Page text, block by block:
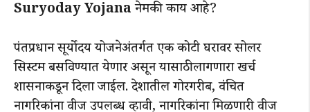
Suryoday Yojanaनेमकी काय आहे?
पंतप्रधान सूर्योदय योजनेअंतर्गत एक कोटी घरावर सोलर
सिस्टम बसविण्यात येणार असून यासाठी लागणारा खर्च
शासनाकडून दिला जाईल. देशातील गोरगरीब, वंचित
नागरिकांना वीज उपलब्ध व्हावी, नागरिकांना मिळणारी वीज